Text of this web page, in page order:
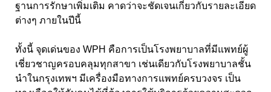
ฐานการรักษาเพิ่มเติม คาดว่าจะชัดเจนเกี่ยวกับรายละเอียด
ต่างๆ ภายในปีนี้
ทั้งนี้ จุดเด่นของ WPH คือการเป็นโรงพยาบาลที่มีแพทย์ผู้
เชี่ยวชาญครอบคลุมทุกสาขา เช่นเดียวกับโรงพยาบาลชั้น
นำในกรุงเทพฯ มีเครื่องมือทางการแพทย์ครบวงจร เป็น